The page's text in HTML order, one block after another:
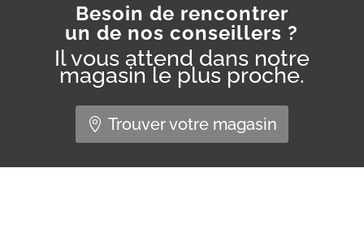
Besoin de rencontrer
un de nos conseillers ?
Il vous attend dans notre
magasin le plus proche.
Trouver votre magasin